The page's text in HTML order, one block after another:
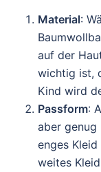
Material:
auf der
wichtig ist,
Kind wird
Passform:
aber genug
enges
weites